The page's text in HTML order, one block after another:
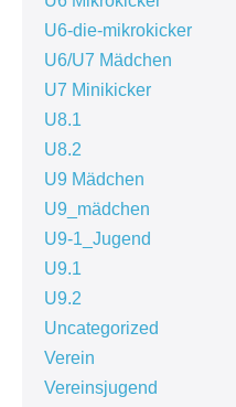
U6-die-mikrokicker
U6/U7 Mädchen
U7 Minikicker
U8.1
U8.2
U9 Mädchen
U9_mädchen
U9-1_Jugend
U9.1
U9.2
Uncategorized
Verein
Vereinsjugend